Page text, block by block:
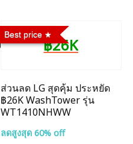
Best price
฿26K
ส่วนลด LG สุดคุ้ม ประหยัด
฿26K WashTower รุ่น
WT1410NHWW
ลดสูงสุด 60% off